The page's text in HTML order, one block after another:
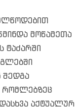
მოწამეთა
ტაძარში
შედგა
რომლებზეც
აქტუალურ